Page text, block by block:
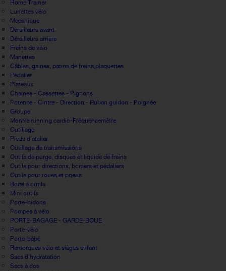
Home Trainer
Lunettes vélo
Mecanique
Dérailleurs avant
Dérailleurs arrière
Freins de vélo
Manettes
Câbles, gaines, patins de freins,plaquettes
Pédalier
Plateaux
Chaines - Cassettes - Pignons
Potence - Cintre - Direction - Ruban guidon - Poignée
Groupe
Montre running cardio-Fréquencemètre
Outillage
Pieds d'atelier
Outillage de transmissions
Outils de purge, disques et liquide de freins
Outils pour directions, boitiers et pédaliers
Outils pour roues et pneus
Boite à outils
Mini outils
Porte-bidons
Pompes à vélo
PORTE-BAGAGE - GARDE-BOUE
Porte-vélo
Porte-bébé
Remorques vélo et sièges enfant
Sacs d'hydratation
Sacs à dos